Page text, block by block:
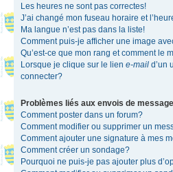
Les heures ne sont pas correctes!
J’ai changé mon fuseau horaire et
Ma langue n’est pas dans la liste!
Comment puis-je afficher une image
Qu’est-ce que mon rang et comment le
Lorsque je clique sur le lien e-mail d’un
connecter?
Problèmes liés aux envois de
Comment poster dans un forum?
Comment modifier ou supprimer un
Comment ajouter une signature à mes
Comment créer un sondage?
Pourquoi ne puis-je pas ajouter plus